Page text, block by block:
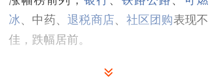
冰、 中药、 退税商店、 社区团购表现不
佳，跌幅居前。